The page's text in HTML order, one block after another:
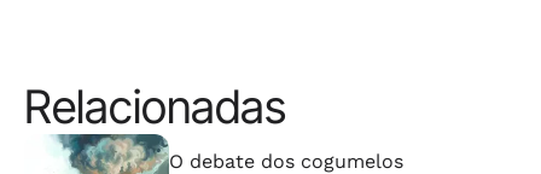
Relacionadas
O debate dos cogumelos